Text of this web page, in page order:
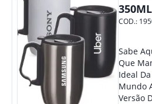
350ML
COD.:
Sabe
Que
Ideal
Mundo
Versão